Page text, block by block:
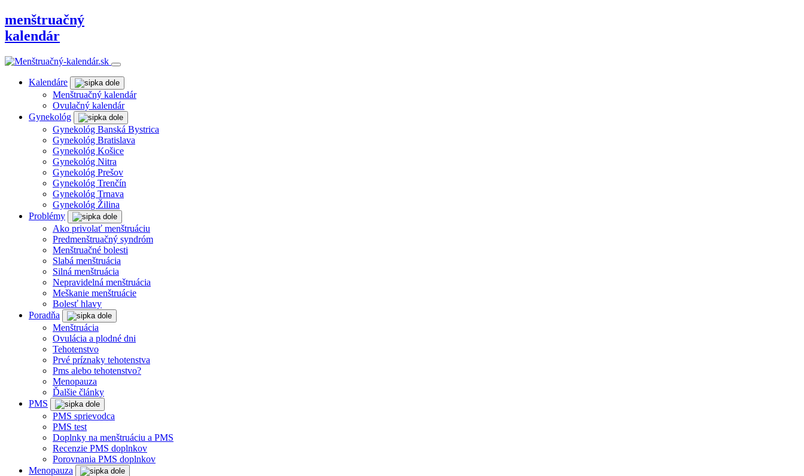
menštruačný
kalendár
Kalendáre
Menštruačný kalendár
Ovulačný kalendár
Gynekológ
Gynekológ Banská Bystrica
Gynekológ Bratislava
Gynekológ Košice
Gynekológ Nitra
Gynekológ Prešov
Gynekológ Trenčín
Gynekológ Trnava
Gynekológ Žilina
Problémy
Ako privolať menštruáciu
Predmenštruačný syndróm
Menštruačné bolesti
Slabá menštruácia
Silná menštruácia
Nepravidelná menštruácia
Meškanie menštruácie
Bolesť hlavy
Poradňa
Menštruácia
Ovulácia a plodné dni
Tehotenstvo
Prvé príznaky tehotenstva
Pms alebo tehotenstvo?
Menopauza
Ďalšie články
PMS
PMS sprievodca
PMS test
Doplnky na menštruáciu a PMS
Recenzie PMS doplnkov
Porovnania PMS doplnkov
Menopauza